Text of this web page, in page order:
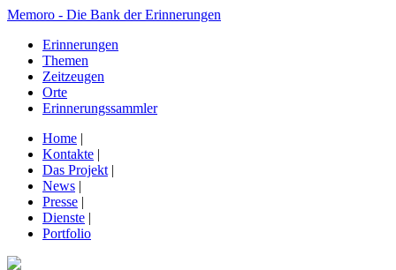
Memoro - Die Bank der Erinnerungen
Erinnerungen
Themen
Zeitzeugen
Orte
Erinnerungssammler
Home |
Kontakte |
Das Projekt |
News |
Presse |
Dienste |
Portfolio